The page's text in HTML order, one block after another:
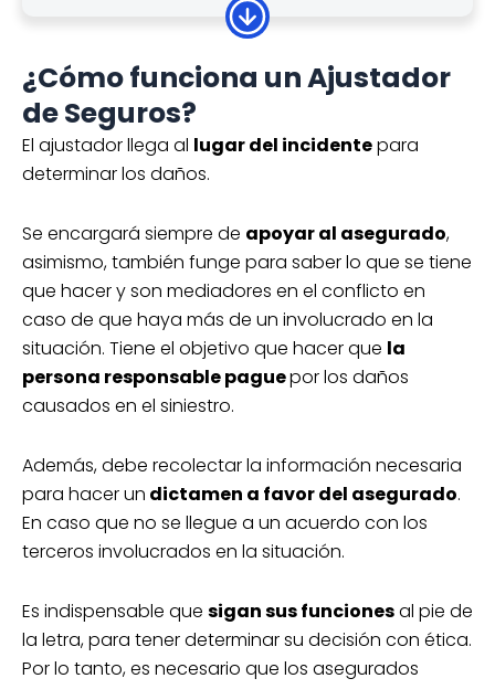
Cotiza hoy tu seguro de auto
$8,619*anual
Asistencia vial
Daños materiales
auto sustituto y más
¡Cotiza gratis!
*Las tarifas están sujetas a cambios
según las especificaciones de cada póliza
de seguro.
Cotiza hoy tu seguro de auto
$10,036*
Robo total RC Defensa legal
Ana asistencia vial y más
¡Cotiza gratis!
*Las tarifas están sujetas a cambios
según las especificaciones de cada póliza
¿Cómo funciona un Ajustador
de Seguros?
El ajustador llega al lugar del incidentepara
determinar los daños.
Se encargará siempre de apoyar al asegurado,
asimismo, también funge para saber lo que se tiene
que hacer y son mediadores en el conflicto en
caso de que haya más de un involucrado en la
situación. Tiene el objetivo que hacer que la
persona responsable paguepor los daños
causados en el siniestro.
Además, debe recolectar la información necesaria
para hacer un dictamen a favor del asegurado.
En caso que no se llegue a un acuerdo con los
terceros involucrados en la situación.
Es indispensable que sigan sus funcionesal pie de
la letra, para tener determinar su decisión con ética.
Por lo tanto, es necesario que los asegurados